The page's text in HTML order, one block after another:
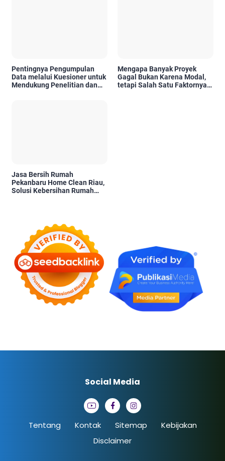
Pentingnya Pengumpulan
Data melalui Kuesioner untuk
Mendukung Penelitian dan
Mengapa Banyak Proyek
Gagal Bukan Karena Modal,
tetapi Salah Satu Faktornya
Jasa Bersih Rumah
Pekanbaru Home Clean Riau,
Solusi Kebersihan Rumah
Tentang Kontak Sitemap
Kebijakan
Disclaimer
Social Media